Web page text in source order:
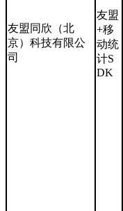
友盟同欣（北
京）科技有限公
司
友盟
+移
动统
计S
DK